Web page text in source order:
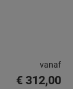
vanaf
€ 312,00